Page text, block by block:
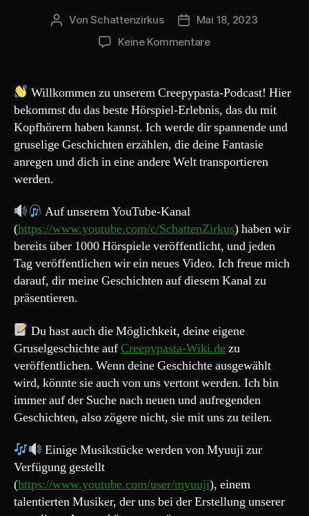
Beitragsautor
VonSchattenzirkus Beitragsdatum
Mai 18, 2023
Keine Kommentarezu
„Die
Geschichte
die
erzählt
wird“
Willkommen zu unserem Creepypasta-Podcast! Hier
bekommst du das beste Hörspiel-Erlebnis, das du mit
Kopfhörern haben kannst. Ich werde dir spannende und
gruselige Geschichten erzählen, die deine Fantasie
anregen und dich in eine andere Welt transportieren
werden.
Auf unserem YouTube-Kanal
(https://www.youtube.com/c/SchattenZirkus) haben wir
bereits über 1000 Hörspiele veröffentlicht, und jeden
Tag veröffentlichen wir ein neues Video. Ich freue mich
darauf, dir meine Geschichten auf diesem Kanal zu
präsentieren.
Du hast auch die Möglichkeit, deine eigene
Gruselgeschichte aufCreepypasta-Wiki.dezu
veröffentlichen. Wenn deine Geschichte ausgewählt
wird, könnte sie auch von uns vertont werden. Ich bin
immer auf der Suche nach neuen und aufregenden
Geschichten, also zögere nicht, sie mit uns zu teilen.
Einige Musikstücke werden von Myuuji zur
Verfügung gestellt
(https://www.youtube.com/user/myuuji), einem
talentierten Musiker, der uns bei der Erstellung unserer